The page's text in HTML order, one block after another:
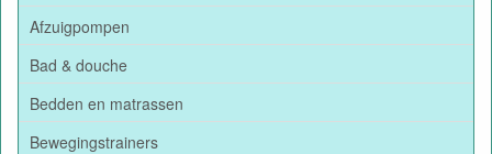
Afzuigpompen
Bad & douche
Bedden en matrassen
Bewegingstrainers